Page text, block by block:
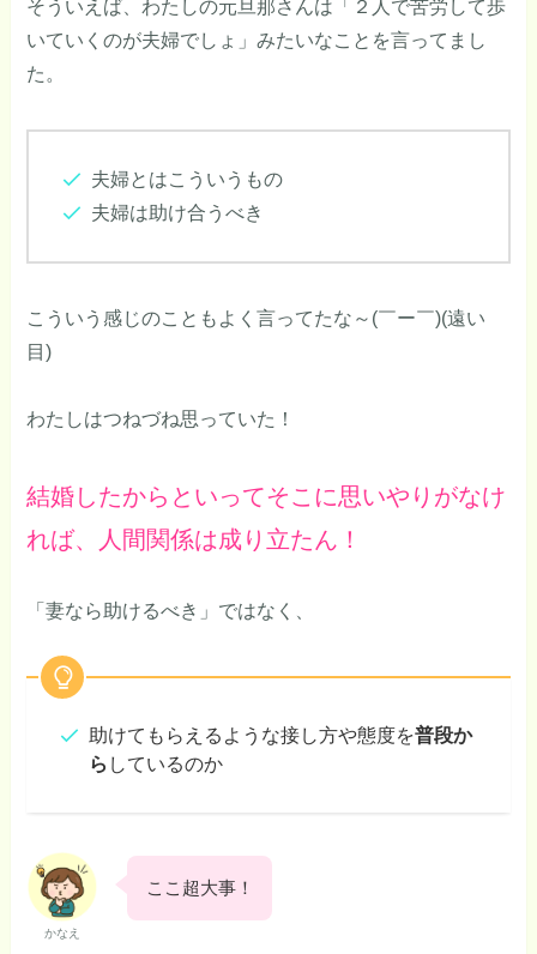
そういえば、わたしの元旦那さんは「２人で苦労して歩
いていくのが夫婦でしょ」みたいなことを言ってまし
た。
夫婦とはこういうもの
夫婦は助け合うべき
こういう感じのこともよく言ってたな～(￣ー￣)(遠い
目)
わたしはつねづね思っていた！
結婚したからといってそこに思いやりがなけ
れば、人間関係は成り立たん！
「妻なら助けるべき」ではなく、
助けてもらえるような接し方や態度を普段か
ら しているのか
かなえ
ここ超大事！